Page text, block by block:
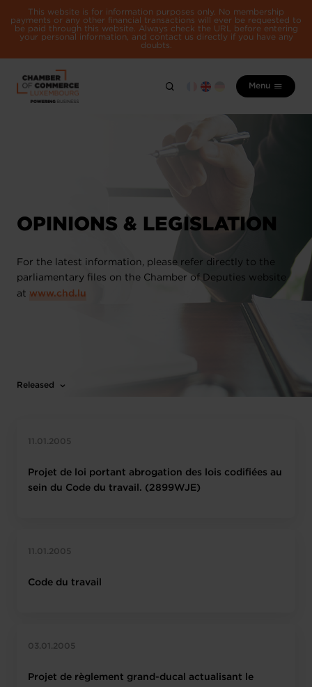
This website is for information purposes only. No membership
payments or any other financial transactions will ever be requested to
be paid through this website. Always check the URL before entering
your personal information, and contact us directly if you have any
doubts.
Menu
OPINIONS & LEGISLATION
For the latest information, please refer directly to the
parliamentary files on the Chamber of Deputies website
at www.chd.lu
Released
11.01.2005
Projet de loi portant abrogation des lois codifiées au
sein du Code du travail. (2899WJE)
11.01.2005
Code du travail
03.01.2005
Projet de règlement grand-ducal actualisant le